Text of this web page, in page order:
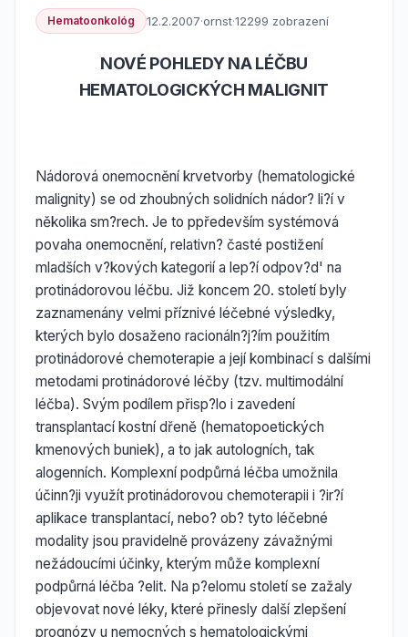
Hematoonkológ 12.2.2007·ornst·12299 zobrazení
NOVÉ POHLEDY NA LÉČBU
HEMATOLOGICKÝCH MALIGNIT
Nádorová onemocnění krvetvorby (hematologické
malignity) se od zhoubných solidních nádor? li?í v
několika sm?rech. Je to ppředevším systémová
povaha onemocnění, relativn? časté postižení
mladších v?kových kategorií a lep?í odpov?d' na
protinádorovou léčbu. Již koncem 20. století byly
zaznamenány velmi příznivé léčebné výsledky,
kterých bylo dosaženo racionáln?j?ím použitím
protinádorové chemoterapie a její kombinací s dalšími
metodami protinádorové léčby (tzv. multimodální
léčba). Svým podílem přisp?lo i zavedení
transplantací kostní dřeně (hematopoetických
kmenových buniek), a to jak autologních, tak
alogenních. Komplexní podpůrná léčba umožnila
účinn?ji využít protinádorovou chemoterapii i ?ir?í
aplikace transplantací, nebo? ob? tyto léčebné
modality jsou pravidelně provázeny závažnými
nežádoucími účinky, kterým může komplexní
podpůrná léčba ?elit. Na p?elomu století se zažaly
objevovat nové léky, které přinesly další zlepšení
prognózy u nemocných s hematologickými